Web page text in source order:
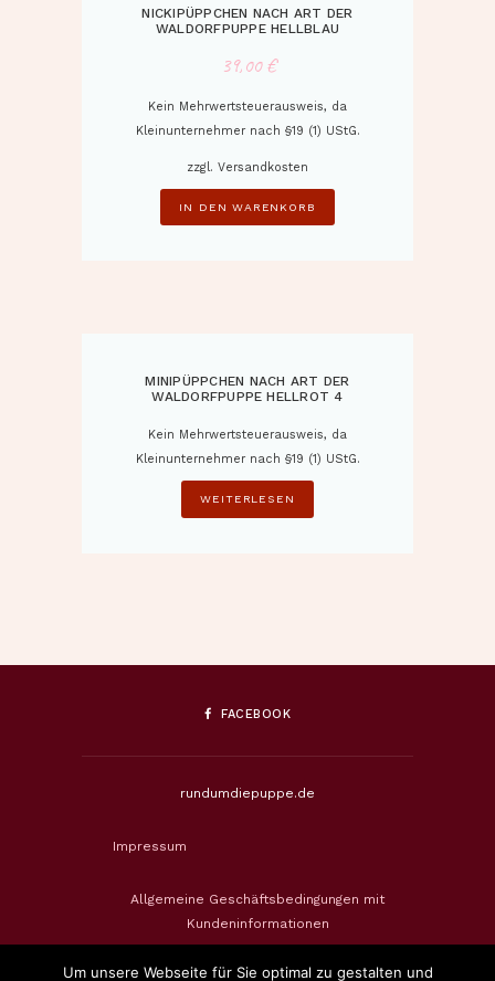
NICKIPÜPPCHEN NACH ART DER
WALDORFPUPPE HELLBLAU
39,00€
Kein Mehrwertsteuerausweis, da
Kleinunternehmer nach §19 (1) UStG.
zzgl. Versandkosten
IN DEN WARENKORB
MINIPÜPPCHEN NACH ART DER
WALDORFPUPPE HELLROT 4
Kein Mehrwertsteuerausweis, da
Kleinunternehmer nach §19 (1) UStG.
WEITERLESEN
FACEBOOK
rundumdiepuppe.de
Impressum
Allgemeine Geschäftsbedingungen mit
Kundeninformationen
Datenschutzerklärung
Um unsere Webseite für Sie optimal zu gestalten und